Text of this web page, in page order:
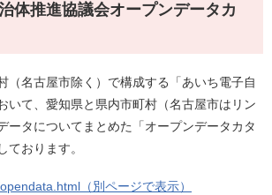
体推進協議会オープンデータカ
名古屋市除く）で構成する「あいち電子自
いて、愛知県と県内市町村（名古屋市はリン
ータについてまとめた「オープンデータカタ
ております。
（別ページで表示）